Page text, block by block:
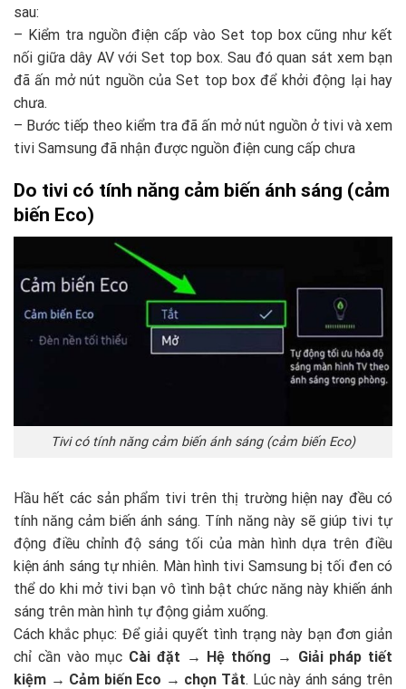
sau:
– Kiểm tra nguồn điện cấp vào Set top box cũng như kết
nối giữa dây AV với Set top box. Sau đó quan sát xem bạn
đã ấn mở nút nguồn của Set top box để khởi động lại hay
chưa.
– Bước tiếp theo kiểm tra đã ấn mở nút nguồn ở tivi và xem
tivi Samsung đã nhận được nguồn điện cung cấp chưa
Do tivi có tính năng cảm biến ánh sáng (cảm
biến Eco)
Tivi có tính năng cảm biến ánh sáng (cảm biến Eco)
Hầu hết các sản phẩm tivi trên thị trường hiện nay đều có
tính năng cảm biến ánh sáng. Tính năng này sẽ giúp tivi tự
động điều chỉnh độ sáng tối của màn hình dựa trên điều
kiện ánh sáng tự nhiên. Màn hình tivi Samsung bị tối đen có
thể do khi mở tivi bạn vô tình bật chức năng này khiến ánh
sáng trên màn hình tự động giảm xuống.
Cách khắc phục: Để giải quyết tình trạng này bạn đơn giản
chỉ cần vào mục Cài đặt → Hệ thống → Giải pháp tiết
kiệm → Cảm biến Eco → chọn Tắt. Lúc này ánh sáng trên